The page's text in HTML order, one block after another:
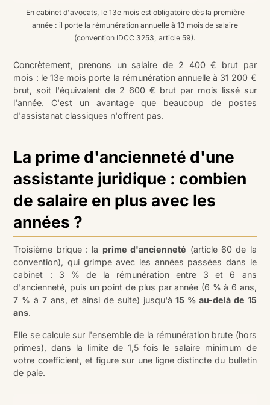
En cabinet d'avocats, le 13e mois est obligatoire dès la première
année : il porte la rémunération annuelle à 13 mois de salaire
(convention IDCC 3253, article 59).
Concrètement, prenons un salaire de 2 400 € brut par
mois : le 13e mois porte la rémunération annuelle à 31 200 €
brut, soit l'équivalent de 2 600 € brut par mois lissé sur
l'année. C'est un avantage que beaucoup de postes
d'assistanat classiques n'offrent pas.
La prime d'ancienneté d'une
assistante juridique : combien
de salaire en plus avec les
années ?
Troisième brique : la prime d'ancienneté (article 60 de la
convention), qui grimpe avec les années passées dans le
cabinet : 3 % de la rémunération entre 3 et 6 ans
d'ancienneté, puis un point de plus par année (6 % à 6 ans,
7 % à 7 ans, et ainsi de suite) jusqu'à15 % au-delà de 15
ans.
Elle se calcule sur l'ensemble de la rémunération brute (hors
primes), dans la limite de 1,5 fois le salaire minimum de
votre coefficient, et figure sur une ligne distincte du bulletin
de paie.